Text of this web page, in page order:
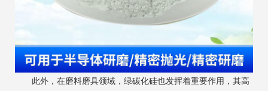
此外，在磨料磨具领域，绿碳化硅也发挥着重要作用，其高